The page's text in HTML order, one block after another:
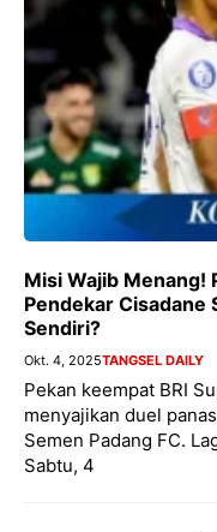
Misi Wajib Menang!
Pendekar Cisadane
Sendiri?
Okt. 4, 2025TANGSEL DAILY
Pekan keempat BRI
menyajikan duel
Semen Padang FC.
Sabtu, 4